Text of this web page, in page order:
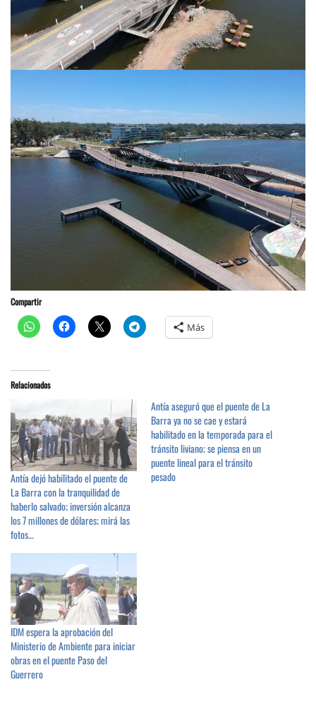
Compartir
Más
Relacionados
Antía dejó habilitado el puente de
La Barra con la tranquilidad de
haberlo salvado; inversión alcanza
los 7 millones de dólares; mirá las
fotos…
Antía aseguró que el puente de La
Barra ya no se cae y estará
habilitado en la temporada para el
tránsito liviano; se piensa en un
puente lineal para el tránsito
pesado
IDM espera la aprobación del
Ministerio de Ambiente para iniciar
obras en el puente Paso del
Guerrero